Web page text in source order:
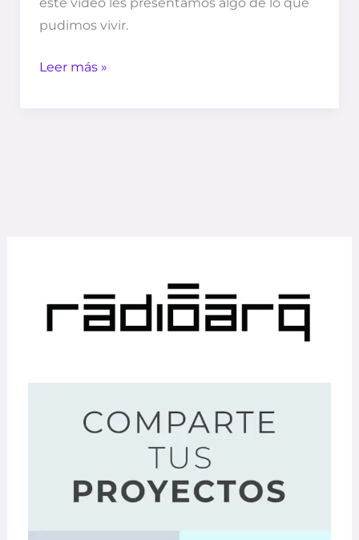
pudimos vivir.
Leer más »